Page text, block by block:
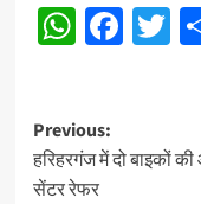
Post
navigation
Previous:
हरिहरगंज में दो बाइकों
सेंटर रेफर